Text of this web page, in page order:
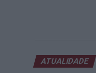
ATUALIDADE